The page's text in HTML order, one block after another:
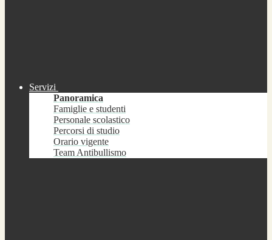
Servizi
Panoramica
Famiglie e studenti
Personale scolastico
Percorsi di studio
Orario vigente
Team Antibullismo